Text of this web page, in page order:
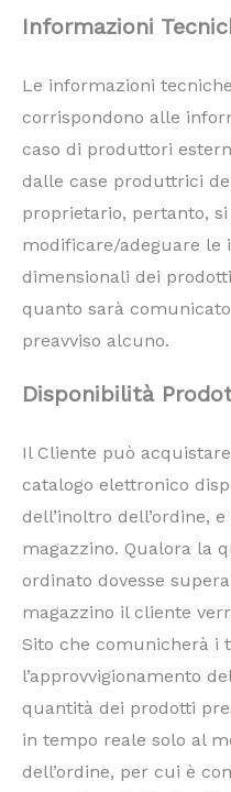
Informazioni
Le informazioni
corrispondono alle
caso di produttori
dalle case produttrici
proprietario, pertanto,
modificare/adeguare le
dimensionali dei
quanto sarà
preavviso alcuno.
Disponibilità
Il Cliente può
catalogo elettronico
dell’inoltro dell’ordine,
magazzino. Qualora la
ordinato dovesse
magazzino il cliente
Sito che comunicherà i
l’approvvigionamento
quantità dei prodotti
in tempo reale solo al
dell’ordine, per cui è